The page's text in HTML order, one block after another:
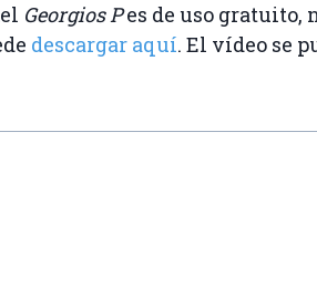
Georgios Pes de uso gratuito,
descargar aquí. El vídeo se